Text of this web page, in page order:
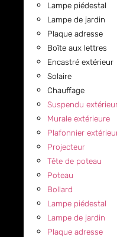
Lampe piédestal
Lampe de jardin
Plaque adresse
Boîte aux lettres
Encastré extérieur
Solaire
Chauffage
Suspendu
Murale extérieure
Plafonnier
Projecteur
Tête de poteau
Poteau
Bollard
Lampe piédestal
Lampe de jardin
Plaque adresse